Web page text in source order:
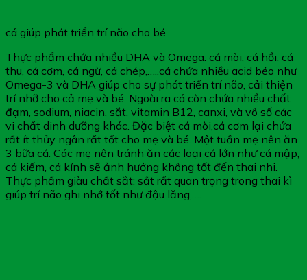
cá giúp phát triển trí não cho bé
Thực phẩm chứa nhiều DHA và Omega: cá mòi, cá hồi, cá
thu, cá cơm, cá ngừ, cá chép,…..cá chứa nhiều acid béo như
Omega-3 và DHA giúp cho sự phát triển trí não, cải thiện
trí nhỡ cho cả mẹ và bé. Ngoài ra cá còn chứa nhiều chất
đạm, sodium, niacin, sắt, vitamin B12, canxi, và vô số các
vi chất dinh dưỡng khác. Đặc biệt cá mòi,cá cơm lại chứa
rất ít thủy ngân rất tốt cho mẹ và bé. Một tuần mẹ nên ăn
3 bữa cá. Các mẹ nên tránh ăn các loại cá lớn như cá mập,
cá kiếm, cá kính sẽ ảnh hưởng không tốt đến thai nhi.
Thực phẩm giàu chất sắt: sắt rất quan trọng trong thai kì
giúp trí não ghi nhớ tốt như đậu lăng,….